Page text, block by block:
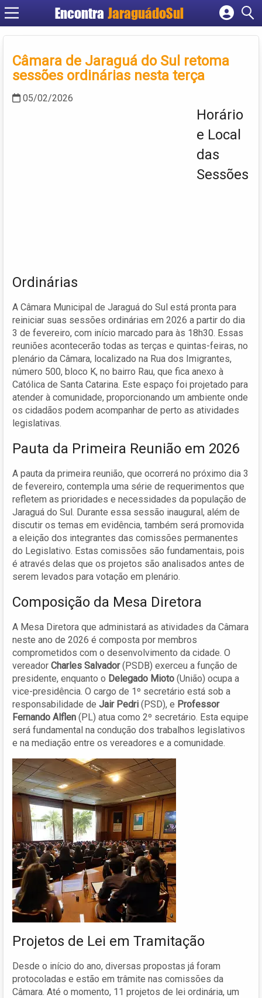
Encontra JaraguádoSul
Cadastrar empresa
Criar conta
Câmara de Jaraguá do Sul retoma
sessões ordinárias nesta terça
05/02/2026
Horário
e Local
das
Sessões
Ordinárias
A Câmara Municipal de Jaraguá do Sul está pronta para
reiniciar suas sessões ordinárias em 2026 a partir do dia
3 de fevereiro, com início marcado para às 18h30. Essas
reuniões acontecerão todas as terças e quintas-feiras, no
plenário da Câmara, localizado na Rua dos Imigrantes,
número 500, bloco K, no bairro Rau, que fica anexo à
Católica de Santa Catarina. Este espaço foi projetado para
atender à comunidade, proporcionando um ambiente onde
os cidadãos podem acompanhar de perto as atividades
legislativas.
Pauta da Primeira Reunião em 2026
A pauta da primeira reunião, que ocorrerá no próximo dia 3
de fevereiro, contempla uma série de requerimentos que
refletem as prioridades e necessidades da população de
Jaraguá do Sul. Durante essa sessão inaugural, além de
discutir os temas em evidência, também será promovida
a eleição dos integrantes das comissões permanentes
do Legislativo. Estas comissões são fundamentais, pois
é através delas que os projetos são analisados antes de
serem levados para votação em plenário.
Composição da Mesa Diretora
A Mesa Diretora que administará as atividades da Câmara
neste ano de 2026 é composta por membros
comprometidos com o desenvolvimento da cidade. O
vereador Charles Salvador(PSDB) exerceu a função de
presidente, enquanto o Delegado Mioto (União) ocupa a
vice-presidência. O cargo de 1º secretário está sob a
responsabilidade de Jair Pedri (PSD), e Professor
Fernando Alflen (PL) atua como 2º secretário. Esta equipe
será fundamental na condução dos trabalhos legislativos
e na mediação entre os vereadores e a comunidade.
Projetos de Lei em Tramitação
Desde o início do ano, diversas propostas já foram
protocoladas e estão em trâmite nas comissões da
Câmara. Até o momento, 11 projetos de lei ordinária, um